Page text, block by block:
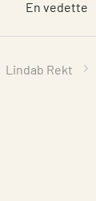
En vedette
Lindab Rekt